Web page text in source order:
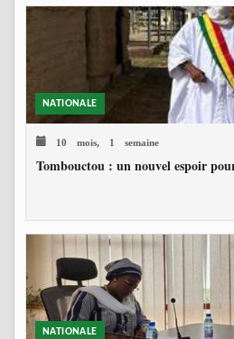
NATIONALE
10 mois, 1 semaine
Tombouctou : un nouvel espoir
NATIONALE